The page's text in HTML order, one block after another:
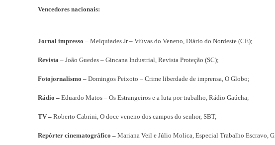
Vencedores nacionais:
Jornal impresso – Melquíades Jr – Viúvas do Veneno, Diário do Nordeste (CE);
Revista – João Guedes – Gincana Industrial, Revista Proteção (SC);
Fotojornalismo – Domingos Peixoto – Crime liberdade de imprensa, O Globo;
Rádio – Eduardo Matos – Os Estrangeiros e a luta por trabalho, Rádio Gaúcha;
TV – Roberto Cabrini, O doce veneno dos campos do senhor, SBT;
Repórter cinematográfico – Mariana Veil e Júlio Molica, Especial Trabalho Escravo,